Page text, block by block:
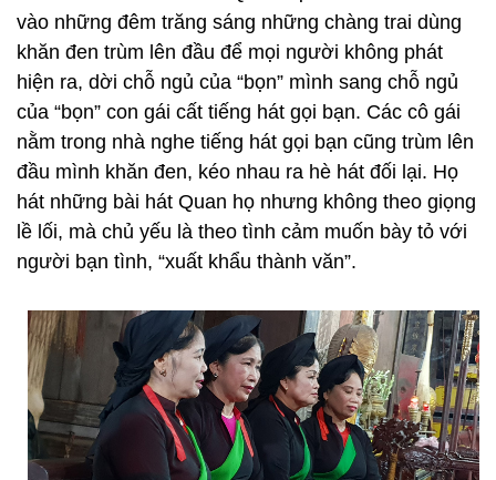
vào những đêm trăng sáng những chàng trai dùng
khăn đen trùm lên đầu để mọi người không phát
hiện ra, dời chỗ ngủ của “bọn” mình sang chỗ ngủ
của “bọn” con gái cất tiếng hát gọi bạn. Các cô gái
nằm trong nhà nghe tiếng hát gọi bạn cũng trùm lên
đầu mình khăn đen, kéo nhau ra hè hát đối lại. Họ
hát những bài hát Quan họ nhưng không theo giọng
lề lối, mà chủ yếu là theo tình cảm muốn bày tỏ với
người bạn tình, “xuất khẩu thành văn”.